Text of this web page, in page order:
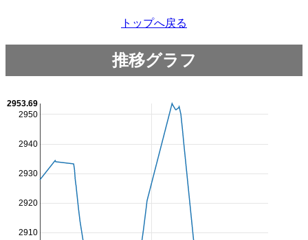
トップへ戻る
推移グラフ
2910
2920
2930
2940
2950
2953.69